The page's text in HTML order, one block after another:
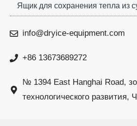
Ящик для сохранения тепла из
info@dryice-equipment.com
+86 13673689272
№ 1394 East Hanghai Road,
технологического развития,